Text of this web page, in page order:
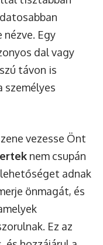
Egy
dal vagy
távon is
személyes
vezesse Önt
nem csupán
adnak
önmagát, és
Ez az